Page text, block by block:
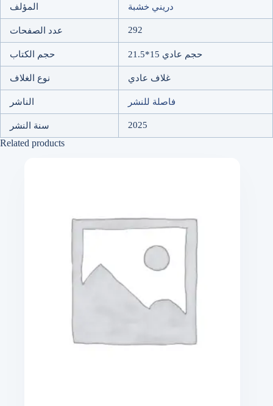
المؤلف دريني خشبة
عدد الصفحات 292
حجم الكتاب حجم عادي 15*21.5
نوع الغلاف غلاف عادي
الناشر فاصلة للنشر
سنة النشر 2025
Related products